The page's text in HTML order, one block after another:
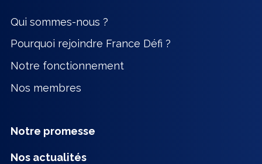
Qui sommes-nous ?
Pourquoi rejoindre France Défi ?
Notre fonctionnement
Nos membres
Notre promesse
Nos actualités